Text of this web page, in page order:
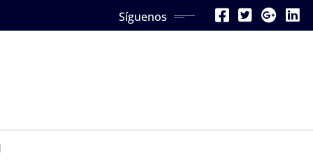
Síguenos